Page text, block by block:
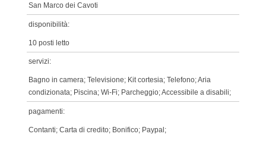
San Marco dei Cavoti
disponibilità:
10 posti letto
servizi:
Bagno in camera; Televisione; Kit cortesia; Telefono; Aria
condizionata; Piscina; Wi-Fi; Parcheggio; Accessibile a disabili;
pagamenti:
Contanti; Carta di credito; Bonifico; Paypal;